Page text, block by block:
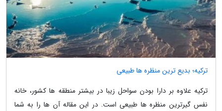
ترکیه؛ بدیع ترین منظره ها طبیعی
ترکیه علاوه بر دارا بودن سواحل زیبا در بیشتر منطقه ها کشور، خانه
نفس گیرترین منظره ها طبیعی است. در این مقاله آن ها را به شما